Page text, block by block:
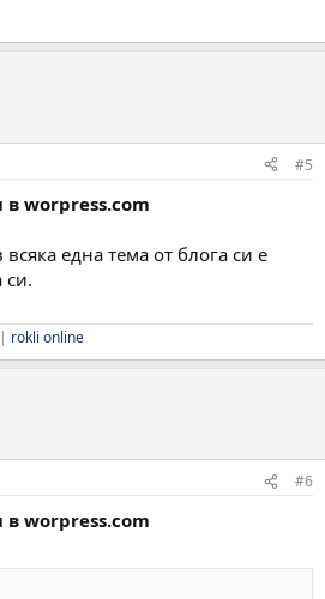
#5
в worpress.com
една тема от блога си е
си.
| rokli online
#6
в worpress.com